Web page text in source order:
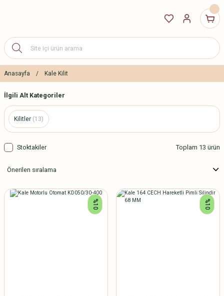
Anasayfa Kale Kilit
İlgili Alt Kategoriler
Kilitler (13)
Stoktakiler Toplam 13 ürün
%10 %10